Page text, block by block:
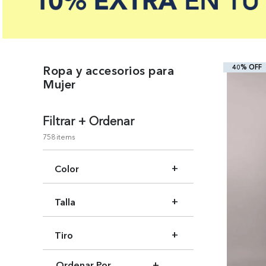
Ropa y accesorios para
Mujer
Filtrar + Ordenar
758
Color
Negro
Azul
Café
Verde
Talla
M Reg
M Shor
Tiro
40% OFF